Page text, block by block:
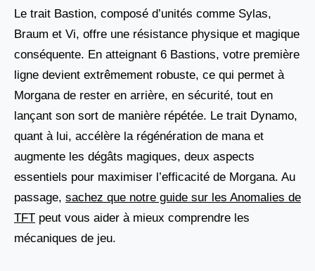
Le trait Bastion, composé d’unités comme Sylas,
Braum et Vi, offre une résistance physique et magique
conséquente. En atteignant 6 Bastions, votre première
ligne devient extrêmement robuste, ce qui permet à
Morgana de rester en arrière, en sécurité, tout en
lançant son sort de manière répétée. Le trait Dynamo,
quant à lui, accélère la régénération de mana et
augmente les dégâts magiques, deux aspects
essentiels pour maximiser l’efficacité de Morgana. Au
passage, sachez que notre guide sur les Anomalies de
TFT peut vous aider à mieux comprendre les
mécaniques de jeu.